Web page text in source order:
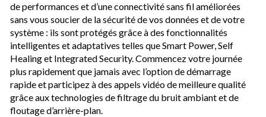
de performances et d’une connectivité sans fil améliorées
sans vous soucier de la sécurité de vos données et de votre
système : ils sont protégés grâce à des fonctionnalités
intelligentes et adaptatives telles que Smart Power, Self
Healing et Integrated Security. Commencez votre journée
plus rapidement que jamais avec l’option de démarrage
rapide et participez à des appels vidéo de meilleure qualité
grâce aux technologies de filtrage du bruit ambiant et de
floutage d’arrière-plan.